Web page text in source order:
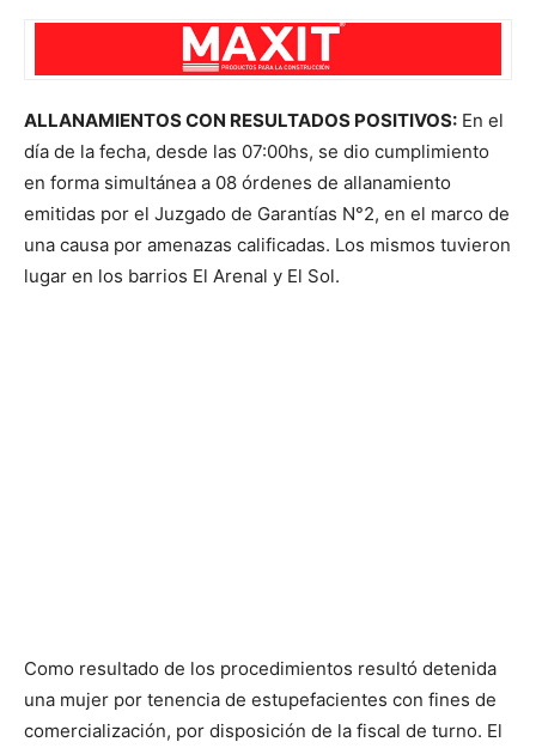
ALLANAMIENTOS CON RESULTADOS POSITIVOS: En el
día de la fecha, desde las 07:00hs, se dio cumplimiento
en forma simultánea a 08 órdenes de allanamiento
emitidas por el Juzgado de Garantías N°2, en el marco de
una causa por amenazas calificadas. Los mismos tuvieron
lugar en los barrios El Arenal y El Sol.
Como resultado de los procedimientos resultó detenida
una mujer por tenencia de estupefacientes con fines de
comercialización, por disposición de la fiscal de turno. El